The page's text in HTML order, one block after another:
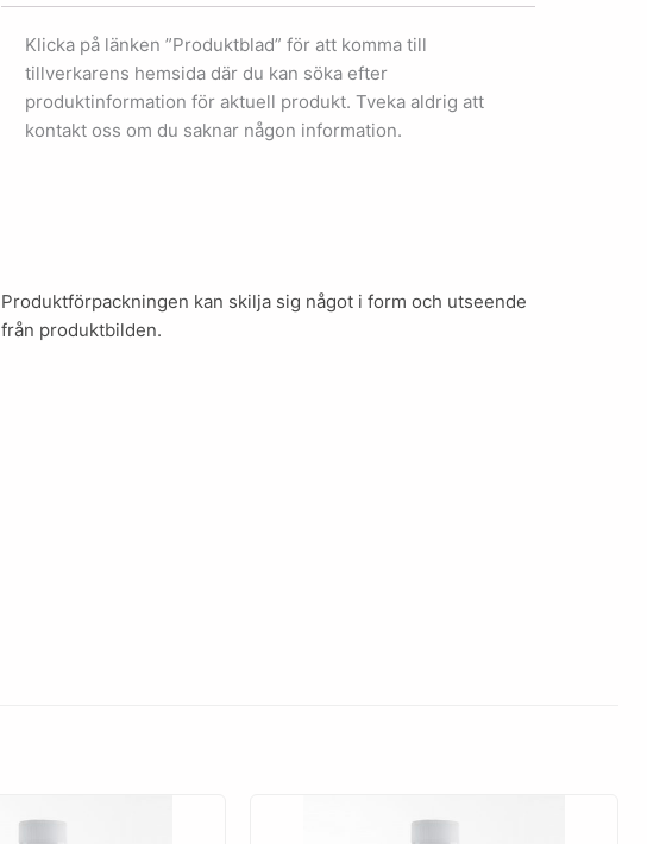
Klicka på länken ”Produktblad” för att komma till
tillverkarens hemsida där du kan söka efter
produktinformation för aktuell produkt. Tveka aldrig att
kontakt oss om du saknar någon information.
Produktförpackningen kan skilja sig något i form och utseende
från produktbilden.